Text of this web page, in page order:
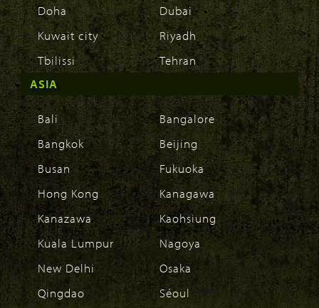
Doha
Dubai
Kuwait city
Riyadh
Tbilissi
Tehran
ASIA
Bali
Bangalore
Bangkok
Beijing
Busan
Fukuoka
Hong Kong
Kanagawa
Kanazawa
Kaohsiung
Kuala Lumpur
Nagoya
New Delhi
Osaka
Qingdao
Séoul